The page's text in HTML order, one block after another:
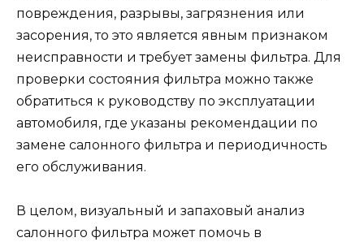
повреждения, разрывы, загрязнения или
засорения, то это является явным признаком
неисправности и требует замены фильтра. Для
проверки состояния фильтра можно также
обратиться к руководству по эксплуатации
автомобиля, где указаны рекомендации по
замене салонного фильтра и периодичность
его обслуживания.
В целом, визуальный и запаховый анализ
салонного фильтра может помочь в